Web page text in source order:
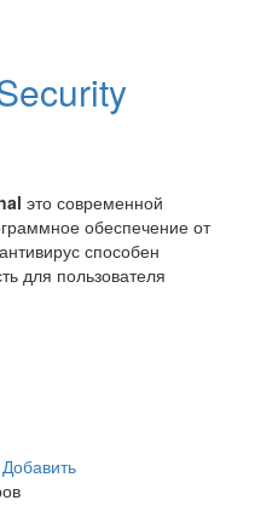
это современной
обеспечение от
способен
для пользователя
Добавить